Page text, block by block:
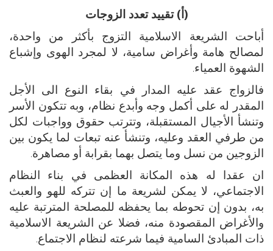
(أ) تقييد تعدد الزوجات
أباحت الشريعة الاسلامية التزوج بأكثر من واحدة،
لمصالح هامة وأغراض سامية، لا لمجرد الهوى وإشباع
الشهوة العمياء.
فالزواج عقد عليه المدار في بقاء النوع الى الأجل
المقدر له على أكمل وجه وأبدع نظام، وبه تتكون الأسر
وتنشأ الأجيال المستقبلة، وتترتب حقوق وواجبات لكل
من طرفي العقد وعليه، وتنشأ عنه تبعات لما يكون بين
الزوجين من نسل وما يتصل بهما بقرابة أو مصاهرة.
ان عقدا له هذه المكانة العظمى في بناء النظام
الاجتماعي، لا يمكن لشريعة ما إن تتركه للهو والعبث
به، بدون إن تحوطه بما يحفظه للمصلحة المترتبة عليه
والأغراض المقصودة منه، فضلا عن الشريعة الاسلامية
ذات المبادئ السامية فيما شرعته لنظام الاجتماع.